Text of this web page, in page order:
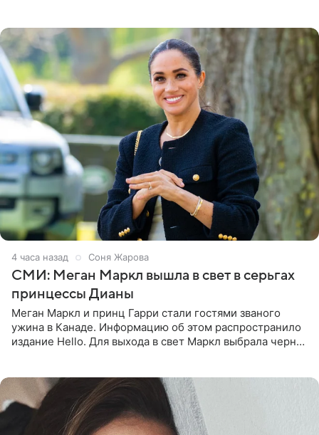
4 часа назад Соня Жарова
СМИ: Меган Маркл вышла в свет в серьгах
принцессы Дианы
Меган Маркл и принц Гарри стали гостями званого
ужина в Канаде. Информацию об этом распространило
издание Hello. Для выхода в свет Маркл выбрала черное